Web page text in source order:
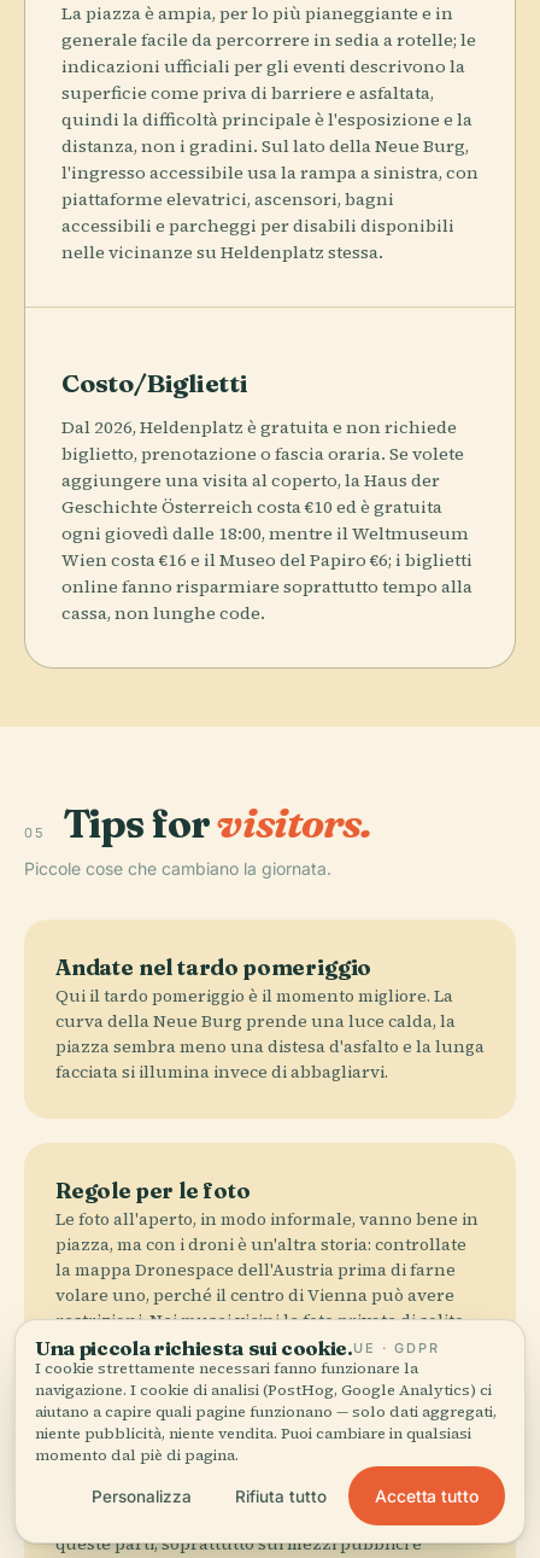
La piazza è ampia, per lo più pianeggiante e in
generale facile da percorrere in sedia a rotelle; le
indicazioni ufficiali per gli eventi descrivono la
superficie come priva di barriere e asfaltata,
quindi la difficoltà principale è l'esposizione e la
distanza, non i gradini. Sul lato della Neue Burg,
l'ingresso accessibile usa la rampa a sinistra, con
piattaforme elevatrici, ascensori, bagni
accessibili e parcheggi per disabili disponibili
nelle vicinanze su Heldenplatz stessa.
Costo/Biglietti
Dal 2026, Heldenplatz è gratuita e non richiede
biglietto, prenotazione o fascia oraria. Se volete
aggiungere una visita al coperto, la Haus der
Geschichte Österreich costa €10 ed è gratuita
ogni giovedì dalle 18:00, mentre il Weltmuseum
Wien costa €16 e il Museo del Papiro €6; i biglietti
online fanno risparmiare soprattutto tempo alla
cassa, non lunghe code.
05 Tips forvisitors.
Piccole cose che cambiano la giornata.
Andate nel tardo pomeriggio
Qui il tardo pomeriggio è il momento migliore. La
curva della Neue Burg prende una luce calda, la
piazza sembra meno una distesa d'asfalto e la lunga
facciata si illumina invece di abbagliarvi.
Regole per le foto
Le foto all'aperto, in modo informale, vanno bene in
piazza, ma con i droni è un'altra storia: controllate
la mappa Dronespace dell'Austria prima di farne
volare uno, perché il centro di Vienna può avere
restrizioni. Nei musei vicini le foto private di solito
sono permesse senza flash né treppiede, ma alcune
opere restano off-limits.
Attenzione alla folla
I borseggiatori sono il fastidio più concreto da
queste parti, soprattutto sui mezzi pubblici e
Una piccola richiesta sui cookie.UE · GDPR
I cookie strettamente necessari fanno funzionare la
navigazione. I cookie di analisi (PostHog, Google Analytics) ci
aiutano a capire quali pagine funzionano — solo dati aggregati,
niente pubblicità, niente vendita. Puoi cambiare in qualsiasi
momento dal piè di pagina.
Personalizza Rifiuta tutto Accetta tutto